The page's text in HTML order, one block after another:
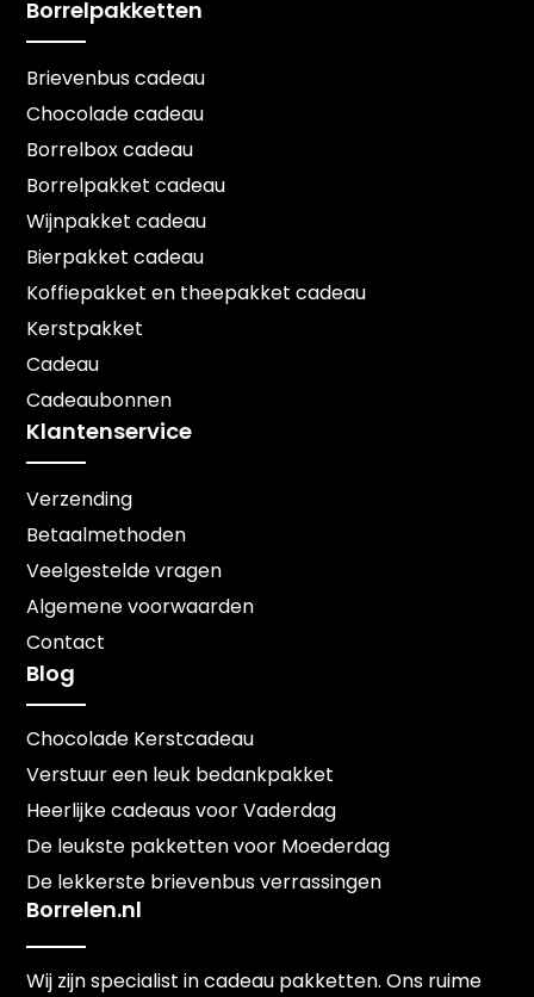
Borrelen.nl
Wij zijn specialist in cadeau pakketten. Ons ruime
Borrelpakketten
Brievenbus cadeau
Chocolade cadeau
Borrelbox cadeau
Borrelpakket cadeau
Wijnpakket cadeau
Bierpakket cadeau
Koffiepakket en theepakket cadeau
Kerstpakket
Cadeau
Cadeaubonnen
Klantenservice
Verzending
Betaalmethoden
Veelgestelde vragen
Algemene voorwaarden
Contact
Blog
Chocolade Kerstcadeau
Verstuur een leuk bedankpakket
Heerlijke cadeaus voor Vaderdag
De leukste pakketten voor Moederdag
De lekkerste brievenbus verrassingen